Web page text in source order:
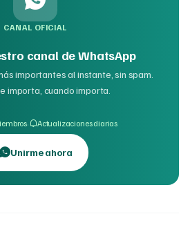
CANAL OFICIAL
canal de WhatsApp
importantes al instante, sin spam.
importa, cuando importa.
· Actualizaciones diarias
Unirme ahora